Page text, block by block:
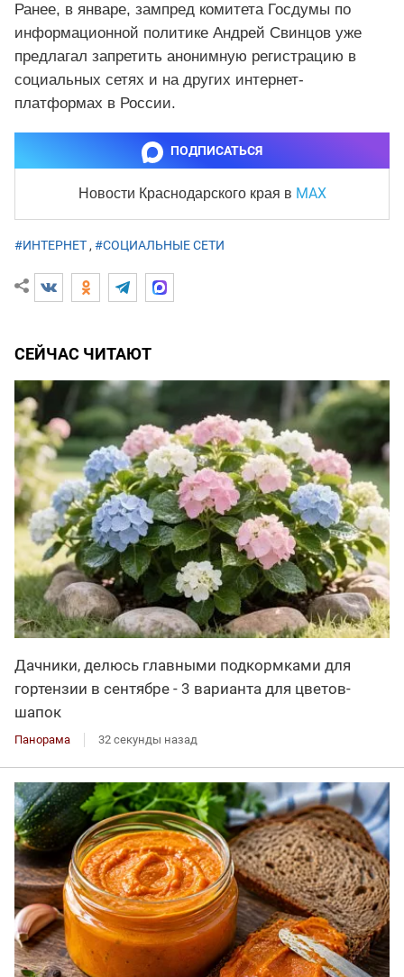
Ранее, в январе, зампред комитета Госдумы по
информационной политике Андрей Свинцов уже
предлагал запретить анонимную регистрацию в
социальных сетях и на других интернет-
платформах в России.
ПОДПИСАТЬСЯ
Новости Краснодарского края в MAX
#ИНТЕРНЕТ, #СОЦИАЛЬНЫЕ СЕТИ
СЕЙЧАС ЧИТАЮТ
Дачники, делюсь главными подкормками для
гортензии в сентябре - 3 варианта для цветов-
шапок
Панорама 32 секунды назад